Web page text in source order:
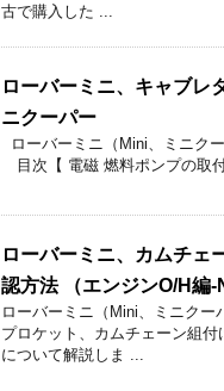
古で購入した ...
ローバーミニ、キャブレ
ニクーパー
ローバーミニ（Mini、ミニク
目次【 電磁 燃料ポンプの取
ローバーミニ、カムチェ
認方法 （エンジンO/H編
ローバーミニ（Mini、ミニク
プロケット、カムチェーン組
について解説しま ...